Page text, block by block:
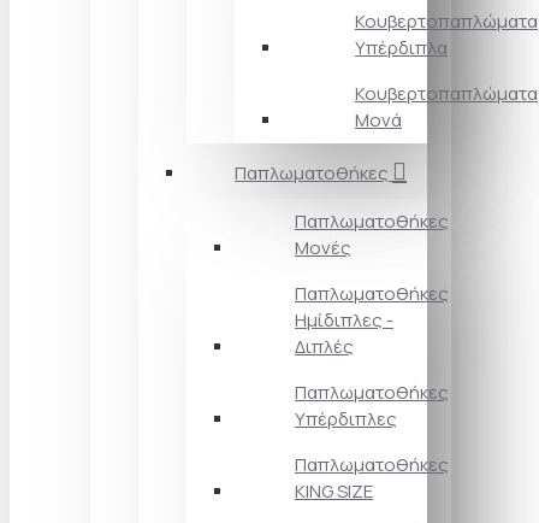
Κουβερτοπαπλώματα
Υπέρδιπλα
Κουβερτοπαπλώματα
Μονά
Παπλωματοθήκες
Παπλωματοθήκες
Μονές
Παπλωματοθήκες
Ημίδιπλες -
Διπλές
Παπλωματοθήκες
Υπέρδιπλες
Παπλωματοθήκες
KING SIZE